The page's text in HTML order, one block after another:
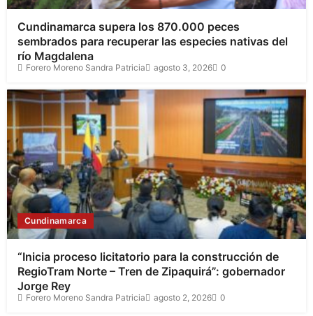
Cundinamarca supera los 870.000 peces
sembrados para recuperar las especies nativas del
río Magdalena
Forero Moreno Sandra Patricia agosto 3, 2026 0
Cundinamarca
“Inicia proceso licitatorio para la construcción de
RegioTram Norte – Tren de Zipaquirá”: gobernador
Jorge Rey
Forero Moreno Sandra Patricia agosto 2, 2026 0